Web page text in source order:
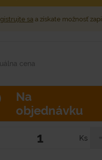
saa získate možnosť
cena
Na
objednávku
Ks